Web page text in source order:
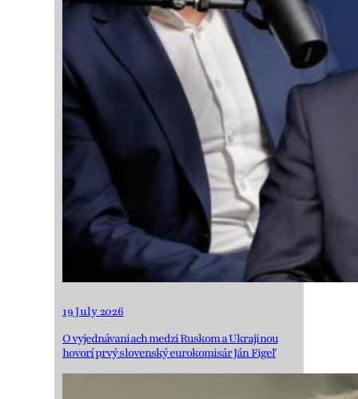
19 July 2026
O vyjednávaniach medzi Ruskom a Ukrajinou
hovorí prvý slovenský eurokomisár Ján Figeľ